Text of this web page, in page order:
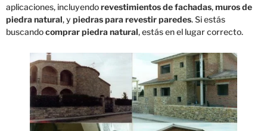
aplicaciones, incluyendorevestimientos de fachadas,muros de
piedra natural, y piedras para revestir paredes. Si estás
buscandocomprar piedra natural, estás en el lugar correcto.